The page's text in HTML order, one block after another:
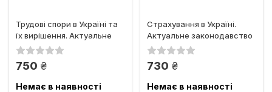
Трудові спори в Україні та
їх вирішення. Актуальне
законодавство та...
750 грн.
Немає в наявності
Страхування в Україні.
Актуальне законодавство
та судова практика
730 грн.
Немає в наявності